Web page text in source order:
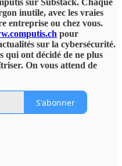
sur Substack. Chaque
inutile, avec les vraies
entreprise ou chez vous.
pour
sur la cybersécurité.
qui ont décidé de ne plus
On vous attend de
S'abonner